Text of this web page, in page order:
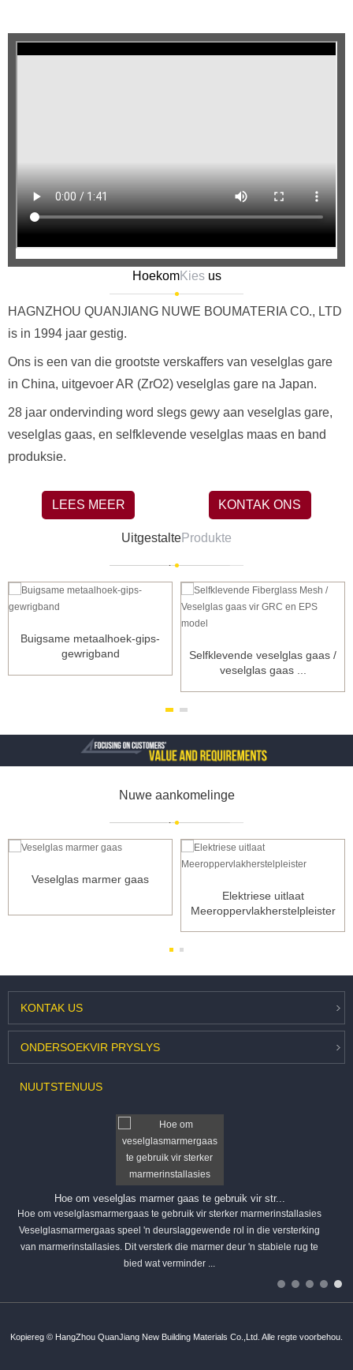
HoekomKiesus
HAGNZHOU QUANJIANG NUWE BOUMATERIA CO., LTD
is in 1994 jaar gestig.
Ons is een van die grootste verskaffers van veselglas gare
in China, uitgevoer AR (ZrO2) veselglas gare na Japan.
28 jaar ondervinding word slegs gewy aan veselglas gare,
veselglas gaas, en selfklevende veselglas maas en band
produksie.
KONTAK ONS
LEES MEER
UitgestalteProdukte
Buigsame metaalhoek-gips-
gewrigband
Selfklevende veselglas gaas /
veselglas gaas ...
Nuwe aankomelinge
Veselglas marmer gaas
Elektriese uitlaat
Meeroppervlakherstelpleister
KONTAK US
ONDERSOEKVIR PRYSLYS
NUUTSTENUUS
Hoe om veselglas marmer gaas te gebruik vir str...
Hoe om veselglasmarmergaas te gebruik vir sterker marmerinstallasies
Veselglasmarmergaas speel 'n deurslaggewende rol in die versterking
van marmerinstallasies. Dit versterk die marmer deur 'n stabiele rug te
bied wat verminder ...
Kopiereg © HangZhou QuanJiang New Building Materials Co.,Ltd. Alle regte voorbehou.